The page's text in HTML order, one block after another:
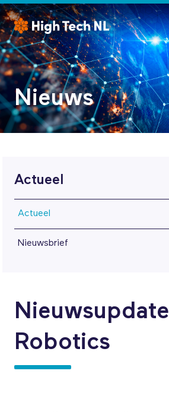
Nieuws
Actueel
Actueel
Nieuwsbrief
Nieuwsupdate
Robotics